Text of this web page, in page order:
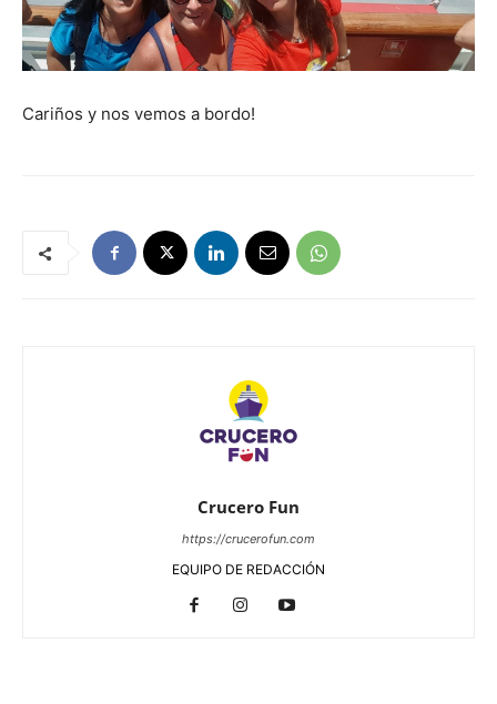
Cariños y nos vemos a bordo!
Crucero Fun
https://crucerofun.com
EQUIPO DE REDACCIÓN